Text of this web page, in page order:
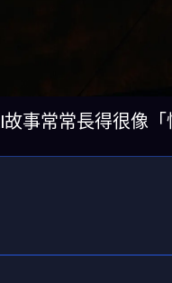
故事常常長得很像